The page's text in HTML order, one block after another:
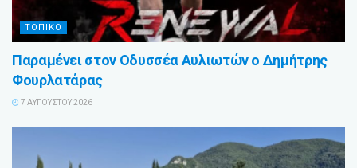
ΤΟΠΙΚΟ
Παραμένει στον Οδυσσέα Αυλιωτών ο Δημήτρης
Φουρλατάρας
7 ΑΥΓΟΎΣΤΟΥ 2026